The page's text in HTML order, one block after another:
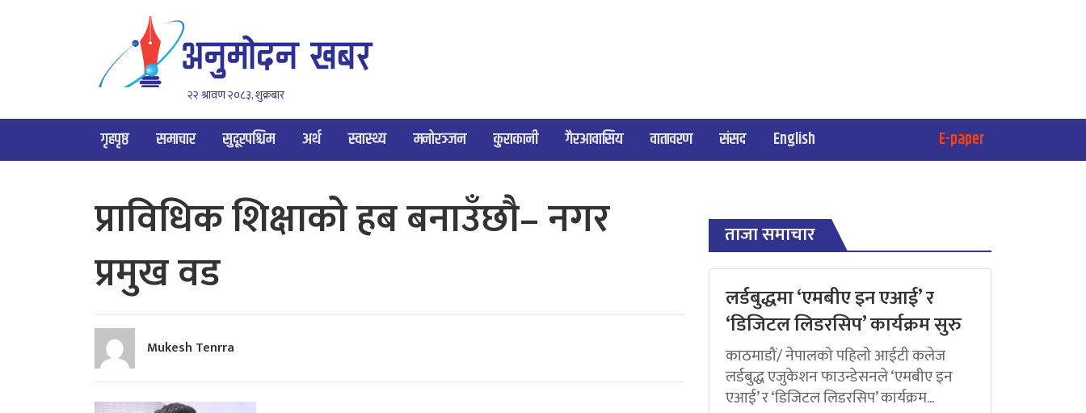
२२ श्रावण २०८३, शुक्रबार
गृहपृष्ठ समाचार सुदूरपश्चिम अर्थ स्वास्थ्य मनोरञ्जन कुराकानी गैरआवासिय वातावरण संसद English E-paper
प्राविधिक शिक्षाको हब बनाउँछौ– नगर
प्रमुख वड
Mukesh Tenrra
ताजा समाचार
लर्डबुद्धमा ‘एमबीए इन एआई’ र
‘डिजिटल लिडरसिप’ कार्यक्रम सुरु
काठमाडौं/ नेपालको पहिलो आईटी कलेज
लर्डबुद्ध एजुकेशन फाउन्डेसनले ‘एमबीए इन
एआई’ र ‘डिजिटल लिडरसिप’ कार्यक्रम...